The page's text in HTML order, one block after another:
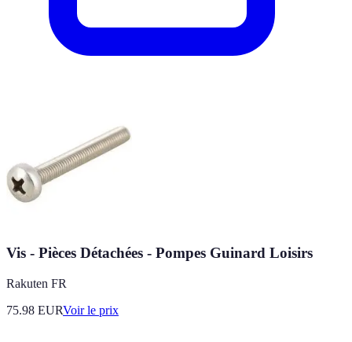
Vis - Pièces Détachées - Pompes Guinard Loisirs
Rakuten FR
75.98 EURVoir le prix